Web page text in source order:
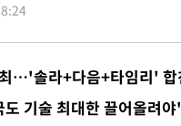
무즈 통제권' 수용할까
…안정 전력 위해 불가피"
협회·축구회관 등 압수수색
사일…감시·경계태세 강
…'솔라+다음+타임리'
기술 최대한 끌어올려